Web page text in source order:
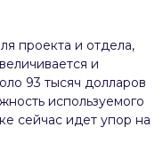
проекта и отдела,
и
93 тысяч долларов
используемого
сейчас идет упор на